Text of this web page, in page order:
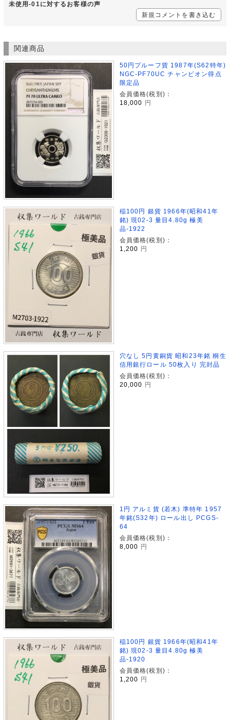
未使用-01に対するお客様の声
新規コメントを書き込む
関連商品
50円プルーフ貨 1987年(S62特年)
NGC-PF70UC チャンピオン得点
限定品
会員価格(税別)：
18,000
円
稲100円 銀貨 1966年(昭和41年
銘) 現02-3 量目4.80g 極美
品-1922
会員価格(税別)：
1,200 円
穴なし 5円黄銅貨 昭和23年銘 桐生
信用銀行ロール 50枚入り 完封品
会員価格(税別)：
20,000 円
1円 アルミ貨 (若木) 準特年 1957
年銘(S32年) ロール出し PCGS-
64
会員価格(税別)：
8,000
円
稲100円 銀貨 1966年(昭和41年
銘) 現02-3 量目4.80g 極美
品-1920
会員価格(税別)：
1,200 円